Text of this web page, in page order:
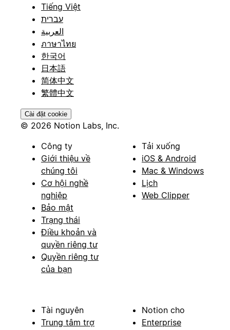
Tiếng Việt
עברית
العربية
ภาษาไทย
한국어
日本語
简体中文
繁體中文
Cài đặt cookie
© 2026 Notion Labs, Inc.
Công ty
Giới thiệu về
chúng tôi
Cơ hội nghề
nghiệp
Bảo mật
Trạng thái
Điều khoản và
quyền riêng tư
Quyền riêng tư
của bạn
Tải xuống
iOS & Android
Mac & Windows
Lịch
Web Clipper
Tài nguyên
Trung tâm trợ
Notion cho
Enterprise